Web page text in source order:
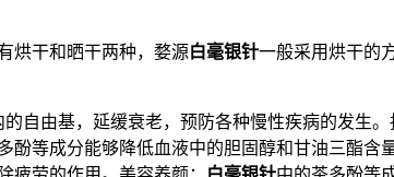
烘干和晒干两种，婺源白毫银针一般采用烘干的
自由基，延缓衰老，预防各种慢性疾病的发生
酚等成分能够降低血液中的胆固醇和甘油三酯含